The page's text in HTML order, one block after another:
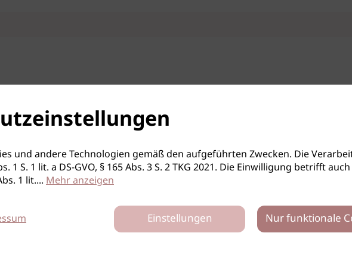
und andere Technologien gemäß den aufgeführten Zwecken. Die
1 S. 1 lit. a DS-GVO, § 165 Abs. 3 S. 2 TKG 2021. Die Einwilligung betrifft
1 lit.... Mehr anzeigen
Einstellungen Nur funktionale